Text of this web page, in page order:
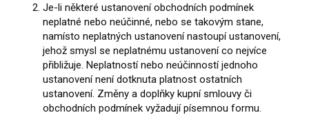
Je-li některé ustanovení obchodních podmínek
neplatné nebo neúčinné, nebo se takovým stane,
namísto neplatných ustanovení nastoupí ustanovení,
jehož smysl se neplatnému ustanovení co nejvíce
přibližuje. Neplatností nebo neúčinností jednoho
ustanovení není dotknuta platnost ostatních
ustanovení. Změny a doplňky kupní smlouvy či
obchodních podmínek vyžadují písemnou formu.